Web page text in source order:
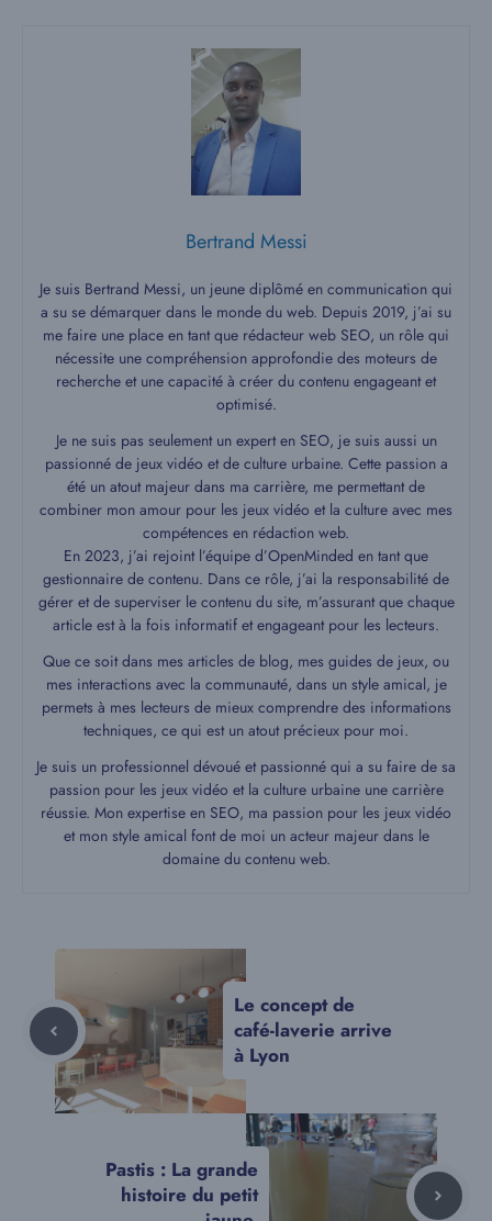
Bertrand Messi
Je suis Bertrand Messi, un jeune diplômé en communication qui
a su se démarquer dans le monde du web. Depuis 2019, j’ai su
me faire une place en tant que rédacteur web SEO, un rôle qui
nécessite une compréhension approfondie des moteurs de
recherche et une capacité à créer du contenu engageant et
optimisé.
Je ne suis pas seulement un expert en SEO, je suis aussi un
passionné de jeux vidéo et de culture urbaine. Cette passion a
été un atout majeur dans ma carrière, me permettant de
combiner mon amour pour les jeux vidéo et la culture avec mes
compétences en rédaction web.
En 2023, j’ai rejoint l’équipe d’OpenMinded en tant que
gestionnaire de contenu. Dans ce rôle, j’ai la responsabilité de
gérer et de superviser le contenu du site, m’assurant que chaque
article est à la fois informatif et engageant pour les lecteurs.
Que ce soit dans mes articles de blog, mes guides de jeux, ou
mes interactions avec la communauté, dans un style amical, je
permets à mes lecteurs de mieux comprendre des informations
techniques, ce qui est un atout précieux pour moi.
Je suis un professionnel dévoué et passionné qui a su faire de sa
passion pour les jeux vidéo et la culture urbaine une carrière
réussie. Mon expertise en SEO, ma passion pour les jeux vidéo
et mon style amical font de moi un acteur majeur dans le
domaine du contenu web.
Le concept de
café-laverie arrive
à Lyon
Pastis : La grande
histoire du petit